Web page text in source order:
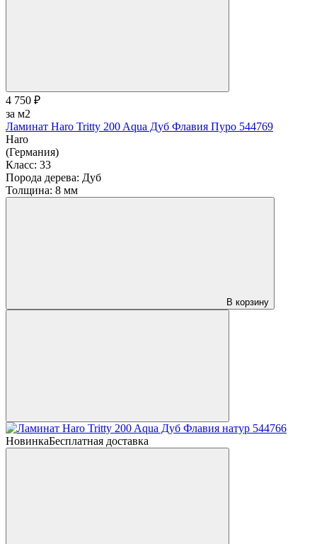
4 750 ₽
за м2
Ламинат Haro Tritty 200 Aqua Дуб Флавия Пуро 544769
Haro
(Германия)
Класс: 33
Порода дерева: Дуб
Толщина: 8 мм
В корзину
НовинкаБесплатная доставка